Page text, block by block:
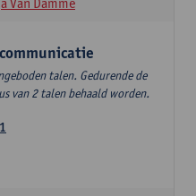
talen. Gedurende de
van 2 talen behaald worden.